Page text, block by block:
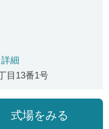
細
目13番1号
式場をみる